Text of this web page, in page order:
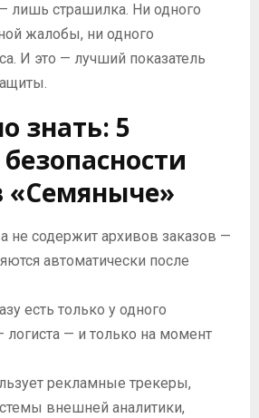
лишь страшилка. Ни одного
жалобы, ни одного
И это — лучший показатель
знать: 5
«Семяныче»
не содержит архивов заказов —
автоматически после
есть только у одного
логиста — и только на момент
рекламные трекеры,
внешней аналитики,